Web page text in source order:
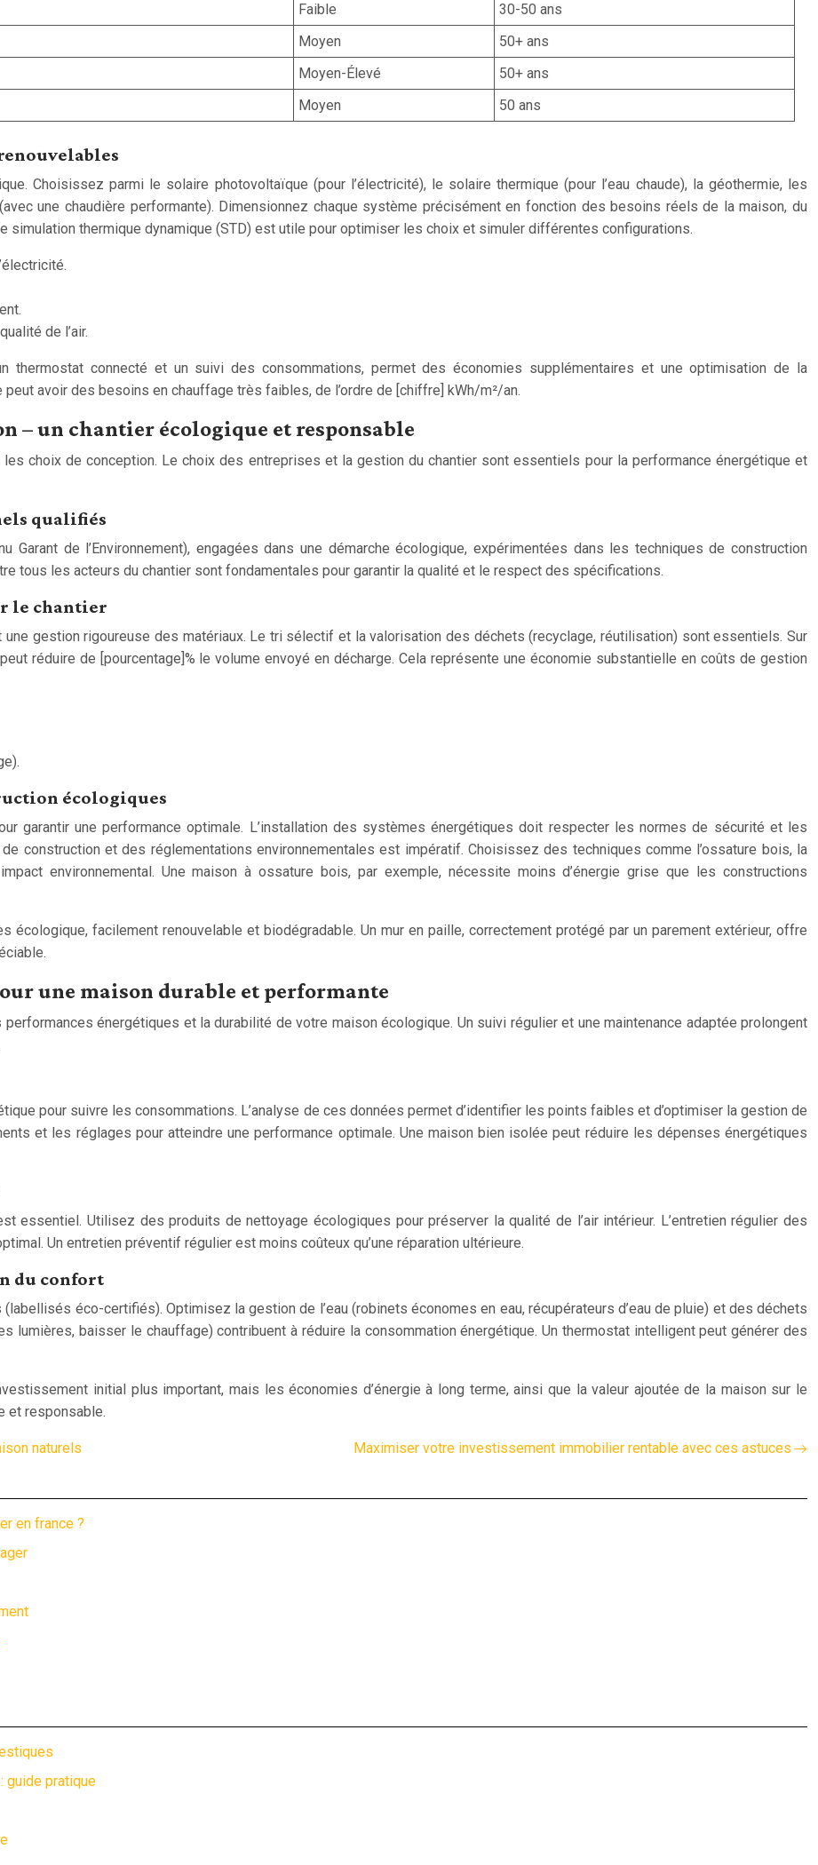
Faible
30-50 ans
Moyen
50+ ans
Moyen-Élevé
50+ ans
Moyen 50 ans
Choisissez parmi le solaire photovoltaïque (pour l’électricité), le solaire thermique (pour l’eau chaude), la géothermie, les
une chaudière performante). Dimensionnez chaque système précisément en fonction des besoins réels de la maison, du
simulation thermique dynamique (STD) est utile pour optimiser les choix et simuler différentes configurations.
de l’air.
thermostat connecté et un suivi des consommations, permet des économies supplémentaires et une optimisation de la
avoir des besoins en chauffage très faibles, de l’ordre de [chiffre] kWh/m²/an.
– un chantier écologique et responsable
choix de conception. Le choix des entreprises et la gestion du chantier sont essentiels pour la performance énergétique et
qualifiés
de l’Environnement), engagées dans une démarche écologique, expérimentées dans les techniques de construction
tous les acteurs du chantier sont fondamentales pour garantir la qualité et le respect des spécifications.
le chantier
gestion rigoureuse des matériaux. Le tri sélectif et la valorisation des déchets (recyclage, réutilisation) sont essentiels. Sur
réduire de [pourcentage]% le volume envoyé en décharge. Cela représente une économie substantielle en coûts de gestion
écologiques
garantir une performance optimale. L’installation des systèmes énergétiques doit respecter les normes de sécurité et les
construction et des réglementations environnementales est impératif. Choisissez des techniques comme l’ossature bois, la
environnemental. Une maison à ossature bois, par exemple, nécessite moins d’énergie grise que les constructions
écologique, facilement renouvelable et biodégradable. Un mur en paille, correctement protégé par un parement extérieur, offre
une maison durable et performante
performances énergétiques et la durabilité de votre maison écologique. Un suivi régulier et une maintenance adaptée prolongent
pour suivre les consommations. L’analyse de ces données permet d’identifier les points faibles et d’optimiser la gestion de
et les réglages pour atteindre une performance optimale. Une maison bien isolée peut réduire les dépenses énergétiques
essentiel. Utilisez des produits de nettoyage écologiques pour préserver la qualité de l’air intérieur. L’entretien régulier des
Un entretien préventif régulier est moins coûteux qu’une réparation ultérieure.
du confort
éco-certifiés). Optimisez la gestion de l’eau (robinets économes en eau, récupérateurs d’eau de pluie) et des déchets
baisser le chauffage) contribuent à réduire la consommation énergétique. Un thermostat intelligent peut générer des
initial plus important, mais les économies d’énergie à long terme, ainsi que la valeur ajoutée de la maison sur le
et responsable.
naturels Maximiser votre investissement immobilier rentable avec ces astuces
en france ?
guide pratique